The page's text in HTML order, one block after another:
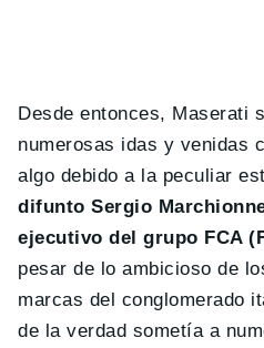
Desde entonces, Maserati
numerosas idas y venidas
algo debido a la peculiar
difunto Sergio
ejecutivo del grupo FCA
pesar de lo ambicioso de
marcas del conglomerado
de la verdad sometía a